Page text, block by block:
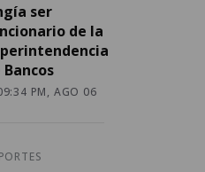
ser
de la
Bancos
PM, AGO 06